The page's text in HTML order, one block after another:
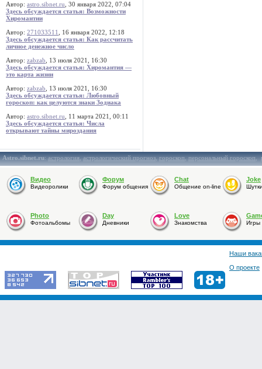
Автор: astro.sibnet.ru , 30 января 2022, 07:04
Здесь обсуждается статья: Возможности
Хиромантии
Автор: 271033511
, 16 января 2022, 12:18
Здесь обсуждается статья: Как рассчитать
личное денежное число
Автор: zabzab , 13 июля 2021, 16:30
Здесь обсуждается статья: Хиромантия —
это карта жизни
Автор: zabzab , 13 июля 2021, 16:30
Здесь обсуждается статья: Любовный
гороскоп: как целуются знаки Зодиака
Автор: astro.sibnet.ru , 11 марта 2021, 00:11
Здесь обсуждается статья: Числа
открывают тайны мироздания
Astro.sibnet.ru:астрология,астрологический прогноз,гороскоп,персональный гороскоп,
Видео
Видеоролики
Форум
Форум общения
Chat
Общение on-line
Joke
Photo
Фотоальбомы
Day
Дневники
Love
Знакомства Игры
Наши
О проекте